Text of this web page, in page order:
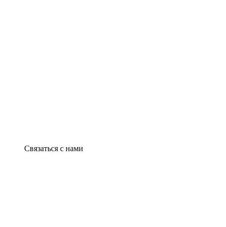
Связаться с нами